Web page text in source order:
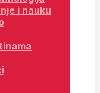
i nauku